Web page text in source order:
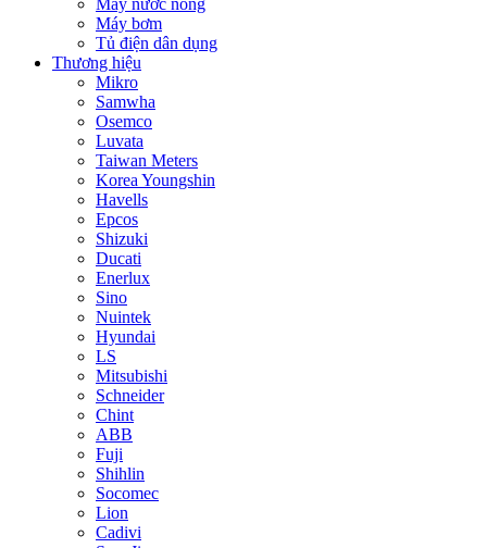
Máy nước nóng
Máy bơm
Tủ điện dân dụng
Thương hiệu
Mikro
Samwha
Osemco
Luvata
Taiwan Meters
Korea Youngshin
Havells
Epcos
Shizuki
Ducati
Enerlux
Sino
Nuintek
Hyundai
LS
Mitsubishi
Schneider
Chint
ABB
Fuji
Shihlin
Socomec
Lion
Cadivi